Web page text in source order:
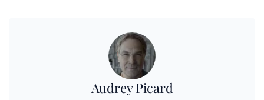
Audrey Picard